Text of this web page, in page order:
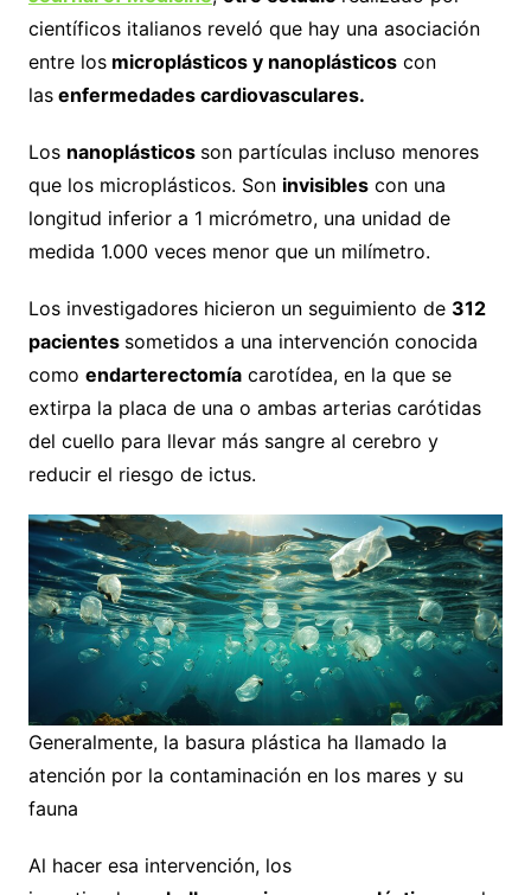
científicos italianos reveló que hay una asociación
entre losmicroplásticos y nanoplásticoscon
lasenfermedades cardiovasculares.
Los nanoplásticos son partículas incluso menores
que los microplásticos. Son invisiblescon una
longitud inferior a 1 micrómetro, una unidad de
medida 1.000 veces menor que un milímetro.
Los investigadores hicieron un seguimiento de 312
pacientes sometidos a una intervención conocida
como endarterectomíacarotídea, en la que se
extirpa la placa de una o ambas arterias carótidas
del cuello para llevar más sangre al cerebro y
reducir el riesgo de ictus.
Generalmente, la basura plástica ha llamado la
atención por la contaminación en los mares y su
fauna
Al hacer esa intervención, los